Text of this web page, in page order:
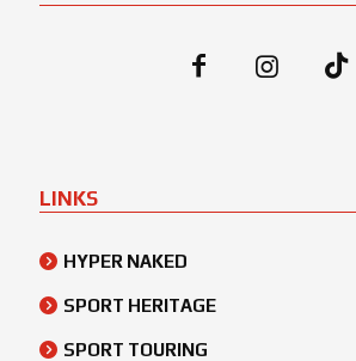
LINKS
HYPER NAKED
SPORT HERITAGE
SPORT TOURING